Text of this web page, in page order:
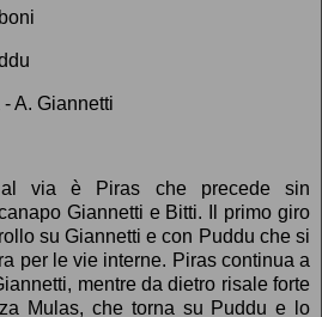
A. Giannetti
via è Piras che precede sin
Giannetti e Bitti. Il primo giro
su Giannetti e con Puddu che si
per le vie interne. Piras continua a
mentre da dietro risale forte
Mulas, che torna su Puddu e lo